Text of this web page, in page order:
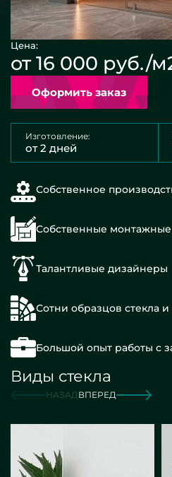
Цена:
от 16 000 руб./
Оформить заказ
Изготовление:
от 2 дней
Собственное
Собственные
Талантливые дизайнеры
Сотни образцов стекла и
Большой опыт работы с
Виды стекла
НАЗАДВПЕРЕД